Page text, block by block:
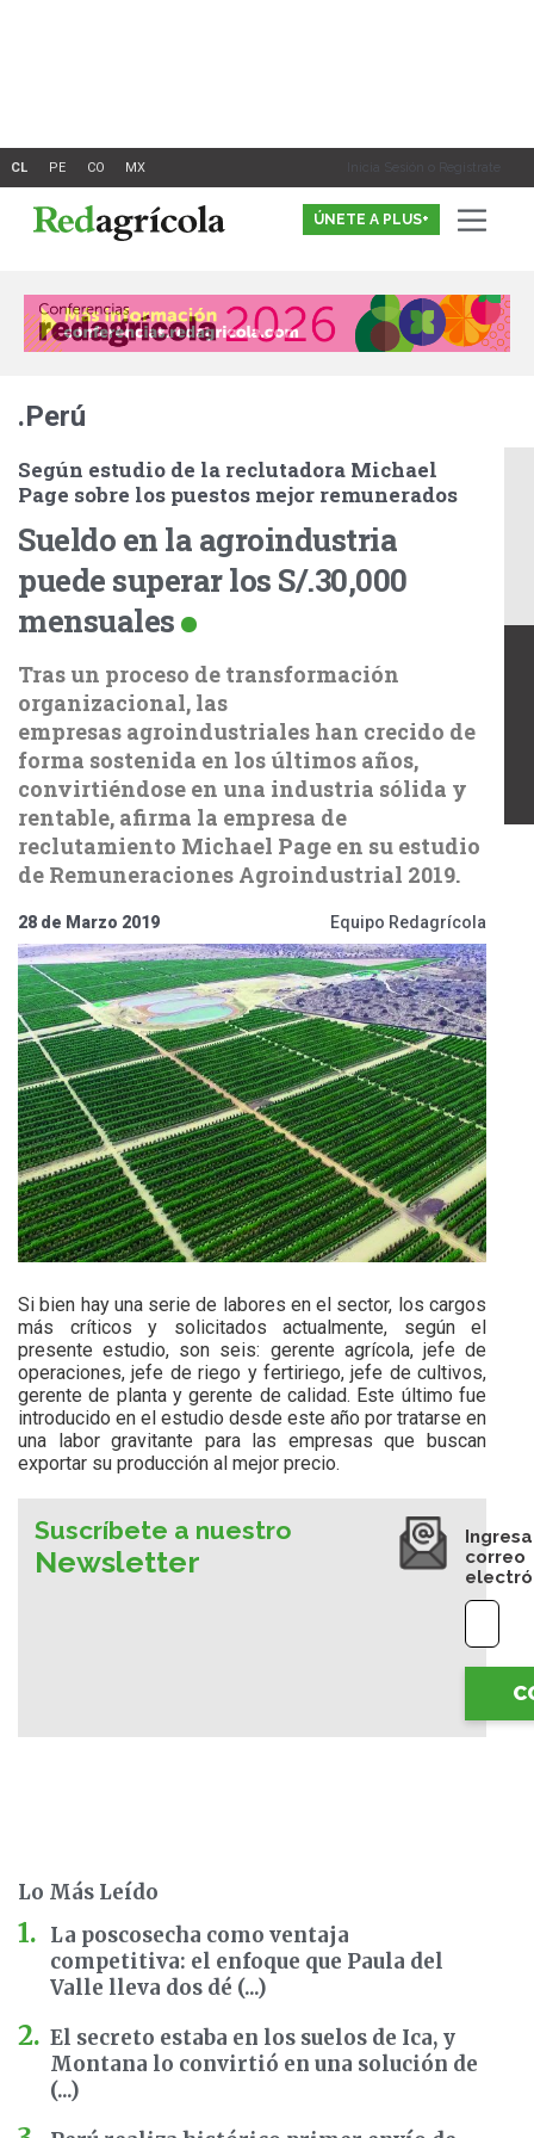
Inicia Sesión o Registrate
ÚNETE A PLUS+
.Perú
Según estudio de la reclutadora Michael
Page sobre los puestos mejor remunerados
Sueldo en la agroindustria
puede superar los S/.30,000
mensuales
Tras un proceso de transformación
organizacional, las
empresas agroindustriales han crecido de
forma sostenida en los últimos años,
convirtiéndose en una industria sólida y
rentable, afirma la empresa de
reclutamiento Michael Page en su estudio
de Remuneraciones Agroindustrial 2019.
28 de Marzo 2019 Equipo Redagrícola
Si bien hay una serie de labores en el sector, los cargos
más críticos y solicitados actualmente, según el
presente estudio, son seis: gerente agrícola, jefe de
operaciones, jefe de riego y fertiriego, jefe de cultivos,
gerente de planta y gerente de calidad. Este último fue
introducido en el estudio desde este año por tratarse en
una labor gravitante para las empresas que buscan
exportar su producción al mejor precio.
Suscríbete a nuestro
Newsletter
correo
Lo Más Leído
La poscosecha como ventaja
competitiva: el enfoque que Paula del
Valle lleva dos dé (...)
El secreto estaba en los suelos de Ica, y
Montana lo convirtió en una solución de
(...)